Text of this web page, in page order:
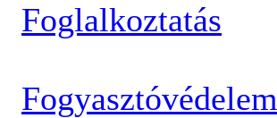
Foglalkoztatás
Fogyasztóvédelem